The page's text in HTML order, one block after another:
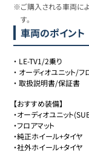
※ご購入される車両に
す。
車両のポイント
・ LE-TV1/2乗り
・ オーディオユニット/フ
・取扱説明書/保証書
【おすすめ装備】
・オーディオユニット
・フロアマット
・純正ホイール+タイヤ
・社外ホイール+タイヤ